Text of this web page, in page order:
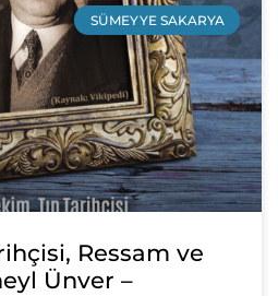
SÜMEYYE SAKARYA
Ressam ve
Ünver –